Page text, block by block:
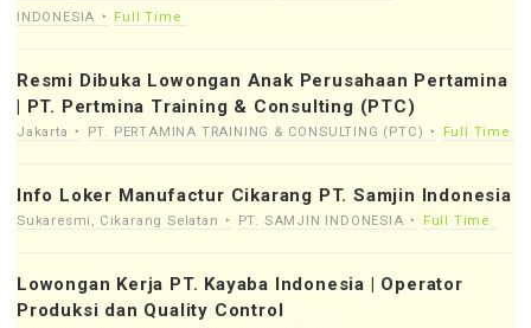
INDONESIA
Full Time
Resmi Dibuka Lowongan Anak Perusahaan Pertamina
| PT. Pertmina Training & Consulting (PTC)
Jakarta PT. PERTAMINA TRAINING & CONSULTING (PTC) Full Time
Info Loker Manufactur Cikarang PT. Samjin Indonesia
Sukaresmi, Cikarang Selatan PT. SAMJIN INDONESIA Full Time
Lowongan Kerja PT. Kayaba Indonesia | Operator
Produksi dan Quality Control